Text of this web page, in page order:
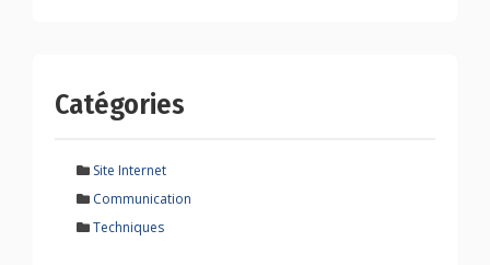
Catégories
Site Internet
Communication
Techniques